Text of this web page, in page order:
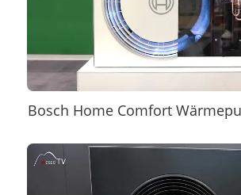
Bosch Home Comfort